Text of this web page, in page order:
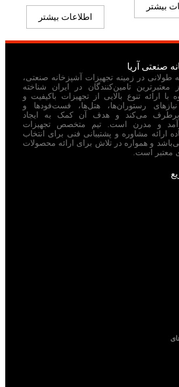
بیشتر
اطلاعات بیشتر
صنعتی آریا
طولانی در زمینه تجهیزات آشپزخانه صنعتی،
تامین‌کنندگان در ایران شناخته
ارائه تنوع بالایی از تجهیزات باکیفیت و
نیازهای رستوران‌ها، هتل‌ها، فست‌فودها و
می‌کند و هدف آن کمک به ایجاد
و مدرن است. تیم متخصص تجهیزات
ارائه مشاوره و پشتیبانی فنی برای انتخاب
و همواره در تلاش برای ارائه محصولات
معتبر است.